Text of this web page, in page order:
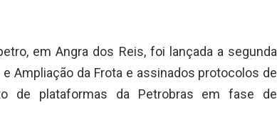
em Angra dos Reis, foi lançada a segunda
Ampliação da Frota e assinados protocolos de
de plataformas da Petrobras em fase de